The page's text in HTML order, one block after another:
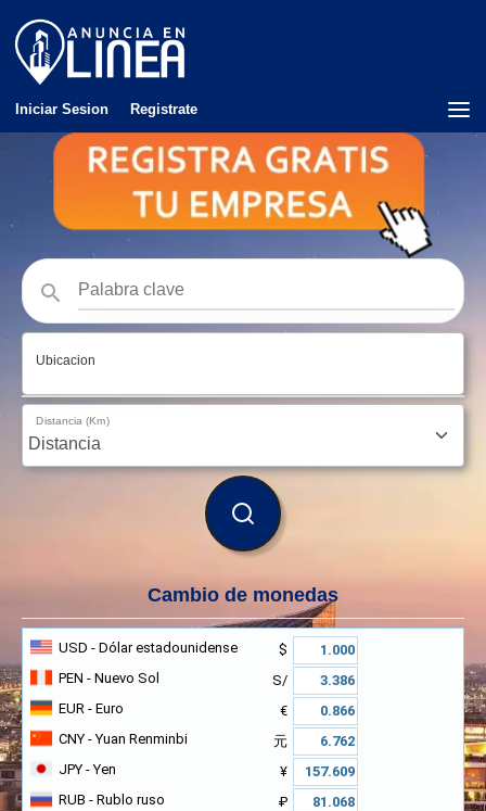
Iniciar Sesion Registrate
Ubicacion
Distancia (Km)
BUSCAR
Cambio de monedas
USD - Dólar estadounidense
$
PEN - Nuevo Sol
S/
EUR - Euro
€
CNY - Yuan Renminbi
元
JPY - Yen
¥
RUB - Rublo ruso
₽